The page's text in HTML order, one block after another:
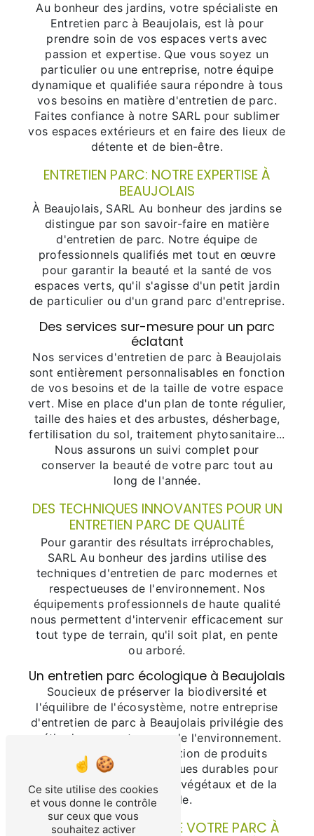
Au bonheur des jardins, votre spécialiste en
Entretien parc à Beaujolais, est là pour
prendre soin de vos espaces verts avec
passion et expertise. Que vous soyez un
particulier ou une entreprise, notre équipe
dynamique et qualifiée saura répondre à tous
vos besoins en matière d'entretien de parc.
Faites confiance à notre SARL pour sublimer
vos espaces extérieurs et en faire des lieux de
détente et de bien-être.
ENTRETIEN PARC: NOTRE EXPERTISE À
BEAUJOLAIS
À Beaujolais, SARL Au bonheur des jardins se
distingue par son savoir-faire en matière
d'entretien de parc. Notre équipe de
professionnels qualifiés met tout en œuvre
pour garantir la beauté et la santé de vos
espaces verts, qu'il s'agisse d'un petit jardin
de particulier ou d'un grand parc d'entreprise.
Des services sur-mesure pour un parc
éclatant
Nos services d'entretien de parc à Beaujolais
sont entièrement personnalisables en fonction
de vos besoins et de la taille de votre espace
vert. Mise en place d'un plan de tonte régulier,
taille des haies et des arbustes, désherbage,
fertilisation du sol, traitement phytosanitaire...
Nous assurons un suivi complet pour
conserver la beauté de votre parc tout au
long de l'année.
DES TECHNIQUES INNOVANTES POUR UN
ENTRETIEN PARC DE QUALITÉ
Pour garantir des résultats irréprochables,
SARL Au bonheur des jardins utilise des
techniques d'entretien de parc modernes et
respectueuses de l'environnement. Nos
équipements professionnels de haute qualité
nous permettent d'intervenir efficacement sur
tout type de terrain, qu'il soit plat, en pente
ou arboré.
Un entretien parc écologique à Beaujolais
Soucieux de préserver la biodiversité et
l'équilibre de l'écosystème, notre entreprise
d'entretien de parc à Beaujolais privilégie des
méthodes respectueuses de l'environnement.
Nous favorisons l'utilisation de produits
écologiques et de techniques durables pour
préserver la santé de vos végétaux et de la
faune locale.
CONFIEZ L'ENTRETIEN DE VOTRE PARC À
Ce site utilise des cookies
et vous donne le contrôle
sur ceux que vous
souhaitez activer